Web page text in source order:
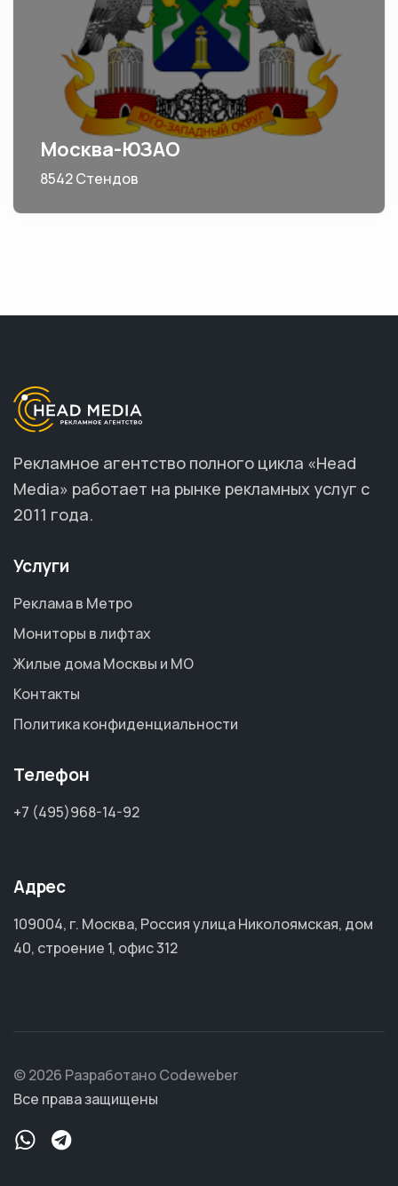
Москва-ЮЗАО
8542 Стендов
Рекламное агентство полного цикла «Head
Media» работает на рынке рекламных услуг с
2011 года.
Услуги
Реклама в Метро
Мониторы в лифтах
Жилые дома Москвы и МО
Контакты
Политика конфиденциальности
Телефон
+7 (495)968-14-92
Адрес
109004, г. Москва, Россия улица Николоямская, дом
40, строение 1, офис 312
© 2026 Разработано Codeweber
Все права защищены